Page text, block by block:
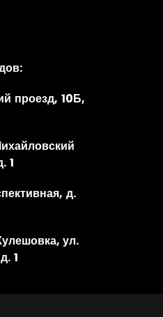
проезд, 10Б,
1
д.
ул.
1